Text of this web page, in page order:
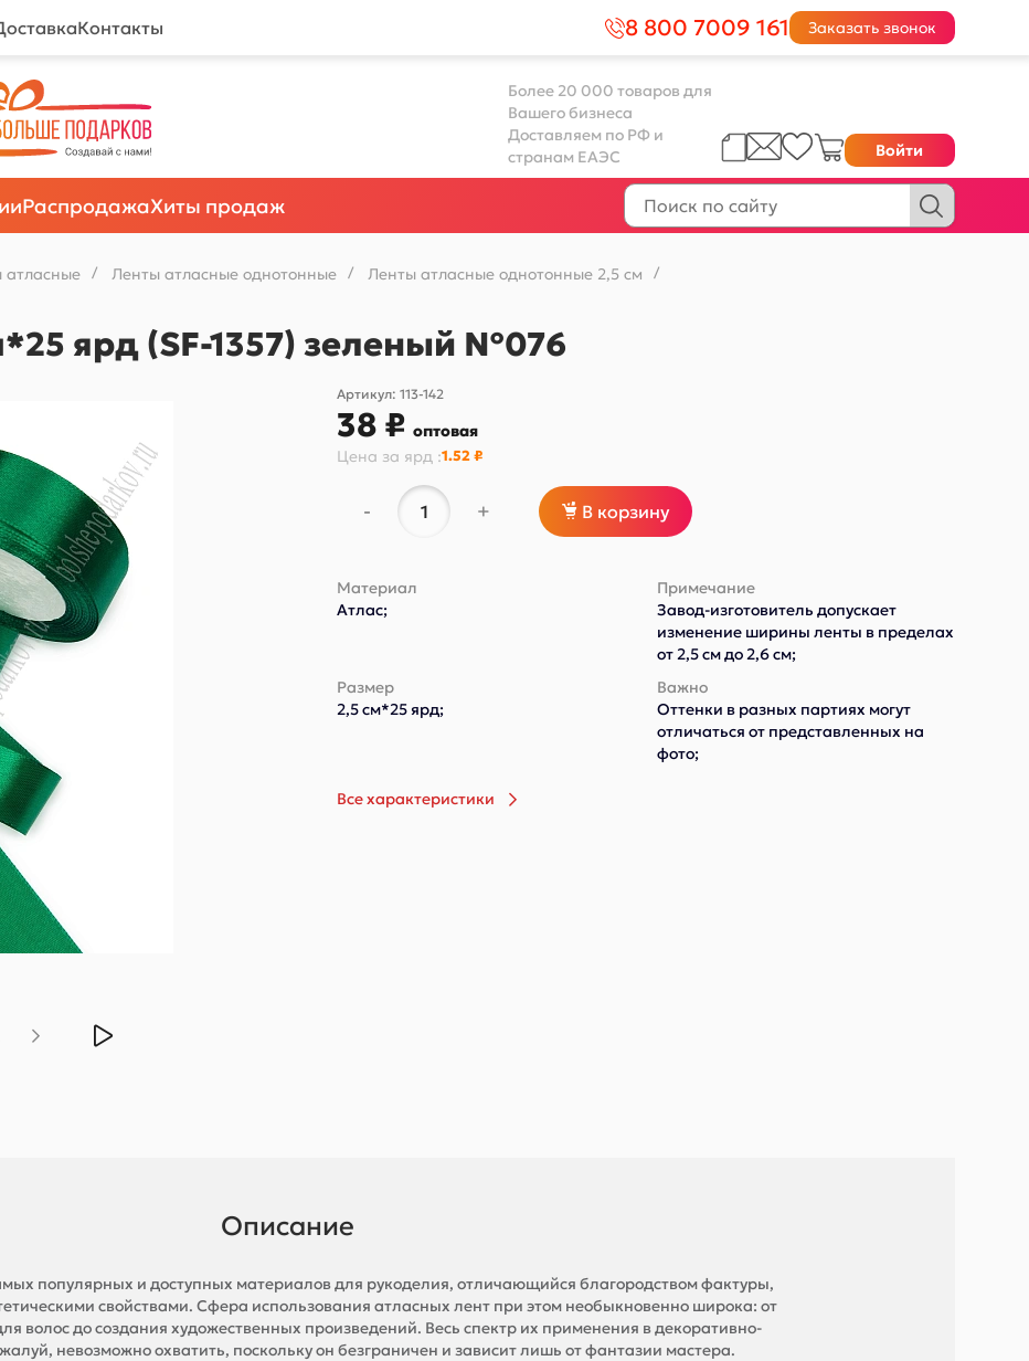
Контакты 8 800 7009 161 Заказать звонок
Более 20 000 товаров для
Вашего бизнеса
Доставляем по РФ и
странам ЕАЭС
Войти
РаспродажаХиты продаж
атласные / Ленты атласные однотонные / Ленты атласные однотонные 2,5 см
/
ярд (SF-1357) зеленый №076
Артикул:113-142
38 ₽оптовая
Цена за ярд :1.52 ₽
- + В корзину
Материал
Атлас;
Примечание
Завод-изготовитель допускает
изменение ширины ленты в пределах
от 2,5 см до 2,6 см;
Размер
2,5 см*25 ярд;
Важно
Оттенки в разных партиях могут
отличаться от представленных на
фото;
Все характеристики
Описание
популярных и доступных материалов для рукоделия, отличающийся благородством фактуры,
свойствами. Сфера использования атласных лент при этом необыкновенно широка: от
волос до создания художественных произведений. Весь спектр их применения в декоративно-
невозможно охватить, поскольку он безграничен и зависит лишь от фантазии мастера.